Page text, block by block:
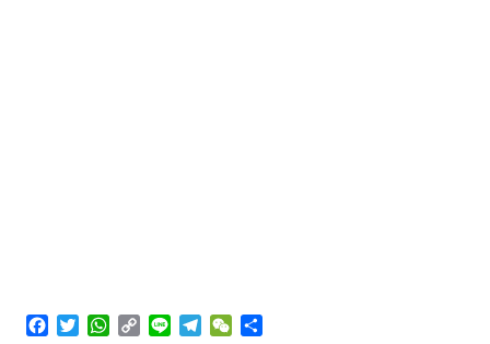
FacebookTwitterWhatsApp
Copy
Line TelegramWeChat